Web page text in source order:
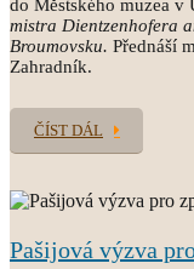
do Městského muzea v
mistra Dientzenhofera
Broumovsku. Přednáší
Zahradník.
ČÍST DÁL
Pašijová výzva